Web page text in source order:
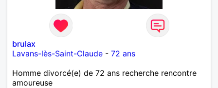
brulax
Lavans-lès-Saint-Claude - 72 ans
Homme divorcé(e) de 72 ans recherche rencontre
amoureuse